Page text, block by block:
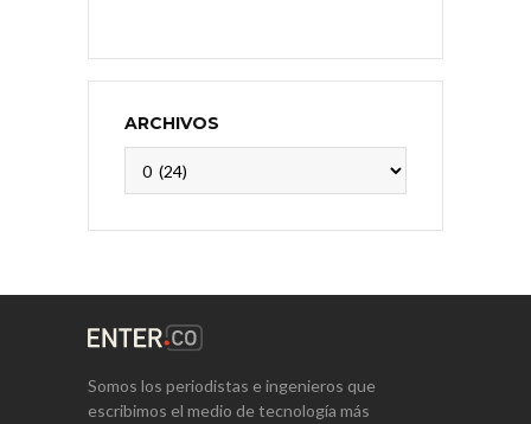
ARCHIVOS
Somos los periodistas e ingenieros que
escribimos el medio de tecnología más